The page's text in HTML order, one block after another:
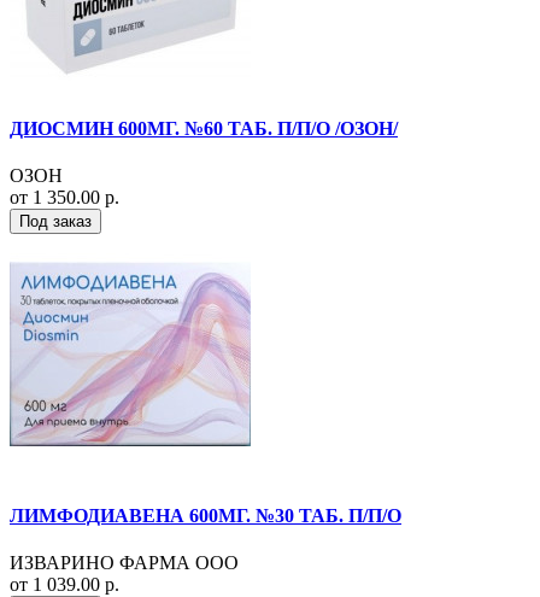
ДИОСМИН 600МГ. №60 ТАБ. П/П/О /ОЗОН/
ОЗОН
от 1 350.00 р.
Под заказ
ЛИМФОДИАВЕНА 600МГ. №30 ТАБ. П/П/О
ИЗВАРИНО ФАРМА ООО
от 1 039.00 р.